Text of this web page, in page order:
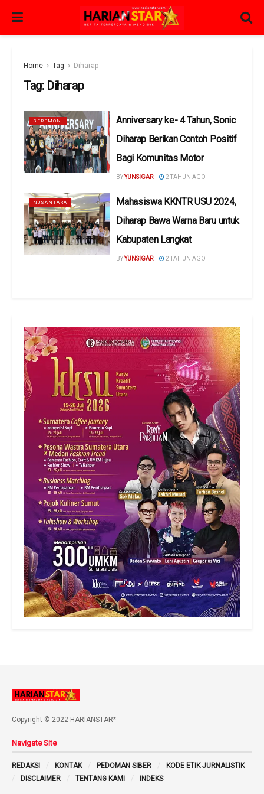
Home Tag Diharap
Tag: Diharap
SEREMONI
Anniversary ke- 4 Tahun, Sonic
Diharap Berikan Contoh Positif
Bagi Komunitas Motor
BYYUNSIGAR 2 TAHUN AGO
NUSANTARA
Mahasiswa KKNTR USU 2024,
Diharap Bawa Warna Baru untuk
Kabupaten Langkat
BYYUNSIGAR 2 TAHUN AGO
Copyright © 2022 HARIANSTAR*
Navigate Site
REDAKSI KONTAK PEDOMAN SIBER
KODE ETIK JURNALISTIK
DISCLAIMER
TENTANG KAMI INDEKS